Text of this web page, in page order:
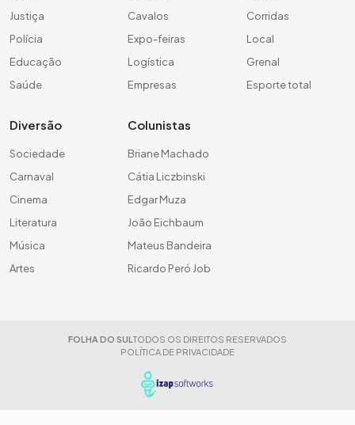
Justiça
Polícia
Educação
Saúde
Cavalos
Expo-feiras
Logística
Empresas
Corridas
Local
Grenal
Esporte total
Diversão
Sociedade
Carnaval
Cinema
Literatura
Música
Artes
Colunistas
Briane Machado
Cátia Liczbinski
Edgar Muza
João Eichbaum
Mateus Bandeira
Ricardo Peró Job
FOLHA DO SUL TODOS OS DIREITOS RESERVADOS
POLÍTICA DE PRIVACIDADE